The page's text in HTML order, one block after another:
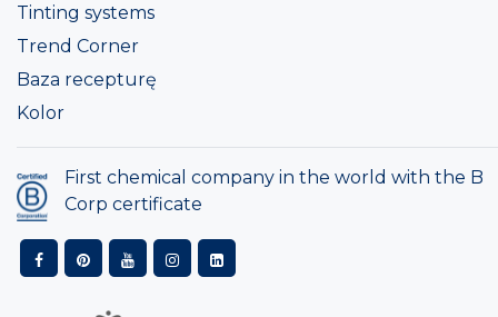
Tinting systems
Trend Corner
Baza recepturę
Kolor
First chemical company in the world with the B
Corp certificate